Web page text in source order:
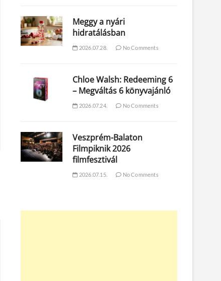
Meggy a nyári
hidratálásban
2026.07.28. No Comments
Chloe Walsh: Redeeming 6
– Megváltás 6 könyvajánló
2026.07.24. No Comments
Veszprém-Balaton
Filmpiknik 2026
filmfesztivál
2026.07.15. No Comments